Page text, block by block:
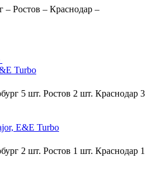
– Ростов – Краснодар –
Turbo
5 шт. Ростов 2 шт. Краснодар 3
E&E Turbo
2 шт. Ростов 1 шт. Краснодар 1